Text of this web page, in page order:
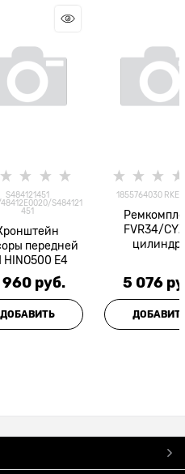
S484121451
S484121
451
передней
HINO500 E4
960 руб.
ДОБАВИТЬ
1855764030
FVR34/
5 076